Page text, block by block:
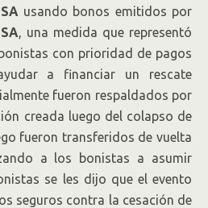
usando bonos emitidos por
, una medida que representó
con prioridad de pagos
a financiar un rescate
fueron respaldados por
creada luego del colapso de
fueron transferidos de vuelta
a los bonistas a asumir
se les dijo que el evento
seguros contra la cesación de